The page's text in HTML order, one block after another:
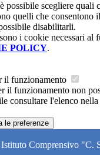
possibile scegliere quali
quelli che consentono
disabilitarli.
i cookie necessari al
POLICY.
il funzionamento
il funzionamento non
consultare l'elenco
le preferenze
Istituto Comprensivo "C.